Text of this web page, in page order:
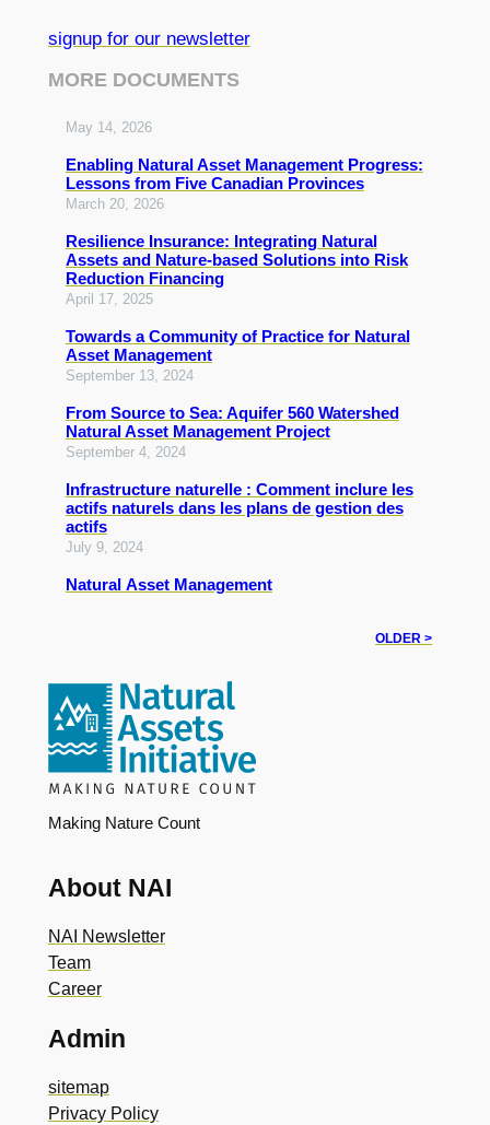
signup for our newsletter
MORE DOCUMENTS
May 14, 2026
Enabling Natural Asset Management Progress:
Lessons from Five Canadian Provinces
March 20, 2026
Resilience Insurance: Integrating Natural
Assets and Nature-based Solutions into Risk
Reduction Financing
April 17, 2025
Towards a Community of Practice for Natural
Asset Management
September 13, 2024
From Source to Sea: Aquifer 560 Watershed
Natural Asset Management Project
September 4, 2024
Infrastructure naturelle : Comment inclure les
actifs naturels dans les plans de gestion des
actifs
July 9, 2024
Natural Asset Management
OLDER >
Making Nature Count
About NAI
NAI Newsletter
Team
Career
Admin
sitemap
Privacy Policy